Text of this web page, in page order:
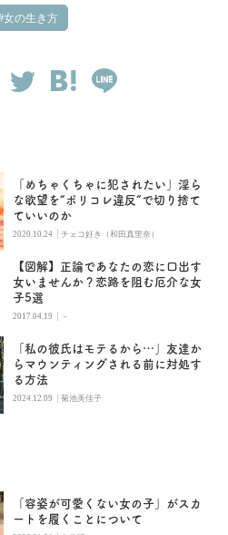
女の生き方
「めちゃくちゃに犯されたい」淫ら
な欲望を“ポリコレ違反”で切り捨て
ていいのか
2020.10.24 |チェコ好き（和田真里奈）
【図解】正論であなたの恋に口出す
女いませんか？恋路を阻む厄介な女
子5選
2017.04.19 | －
「私の彼氏はモテるから…」友達か
らマウンティングされる前に対処す
る方法
2024.12.09 |菊池美佳子
「容姿が可愛くない女の子」がスカ
ートを履くことについて